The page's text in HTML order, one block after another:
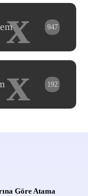
x 947
x 192
Göre Atama